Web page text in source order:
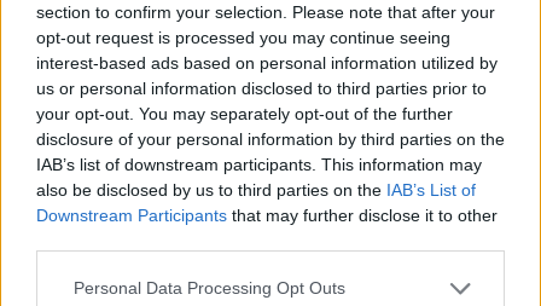
section to confirm your selection. Please note that after your
opt-out request is processed you may continue seeing
interest-based ads based on personal information utilized by
us or personal information disclosed to third parties prior to
your opt-out. You may separately opt-out of the further
disclosure of your personal information by third parties on the
IAB’s list of downstream participants. This information may
also be disclosed by us to third parties on the IAB’s List of
Downstream Participants that may further disclose it to other
Personal Data Processing Opt Outs
0 % 0 %
9.8.
10.8. 11.8. 12.8. 13.8. 14.8.
Sateen määrä (kertymä) lähipäivinä
(mm), ennuste